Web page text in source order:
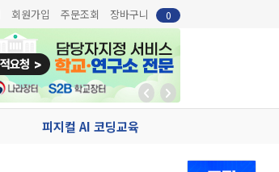
회원가입 주문조회 장바구니 0
피지컬 AI 코딩교육